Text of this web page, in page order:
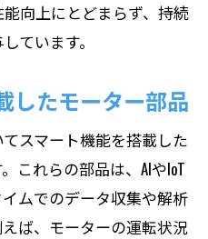
向上にとどまらず、持続
ています。
したモーター部品
スマート機能を搭載した
これらの部品は、AIやIoT
ムでのデータ収集や解析
ば、モーターの運転状況